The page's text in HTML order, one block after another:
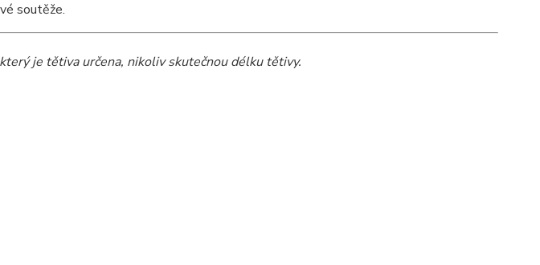
soutěže.
je tětiva určena, nikoliv skutečnou délku tětivy.